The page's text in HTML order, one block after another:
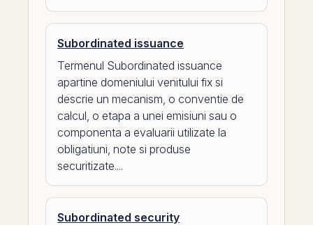
Subordinated issuance
Termenul Subordinated issuance
apartine domeniului venitului fix si
descrie un mecanism, o conventie de
calcul, o etapa a unei emisiuni sau o
componenta a evaluarii utilizate la
obligatiuni, note si produse
securitizate....
Subordinated security